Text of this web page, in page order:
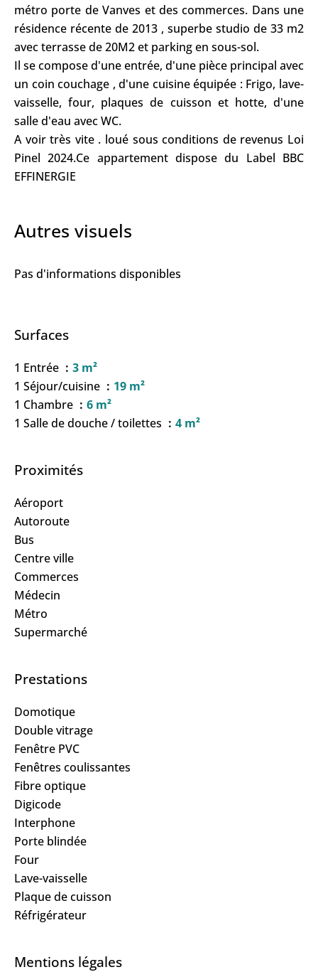
métro porte de Vanves et des commerces. Dans une
résidence récente de 2013 , superbe studio de 33 m2
avec terrasse de 20M2 et parking en sous-sol.
Il se compose d'une entrée, d'une pièce principal avec
un coin couchage , d'une cuisine équipée : Frigo, lave-
vaisselle, four, plaques de cuisson et hotte, d'une
salle d'eau avec WC.
A voir très vite . loué sous conditions de revenus Loi
Pinel 2024.Ce appartement dispose du Label BBC
EFFINERGIE
Autres visuels
Pas d'informations disponibles
Surfaces
1 Entrée
3 m²
1 Séjour/cuisine
19 m²
1 Chambre
6 m²
1 Salle de douche / toilettes
4 m²
Proximités
Aéroport
Autoroute
Bus
Centre ville
Commerces
Médecin
Métro
Supermarché
Prestations
Domotique
Double vitrage
Fenêtre PVC
Fenêtres coulissantes
Fibre optique
Digicode
Interphone
Porte blindée
Four
Lave-vaisselle
Plaque de cuisson
Réfrigérateur
Mentions légales